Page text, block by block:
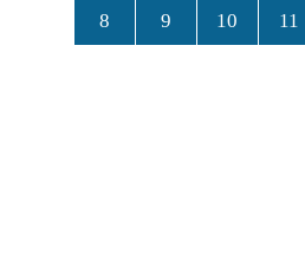
8 9 10 11